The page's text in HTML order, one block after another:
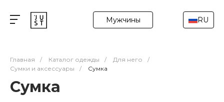
Мужчины RU
Главная / Каталог одежды / Для него
/
Сумки и аксессуары
/ Сумка
Сумка